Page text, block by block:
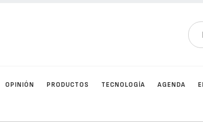
OPINIÓN PRODUCTOS TECNOLOGÍA AGENDA